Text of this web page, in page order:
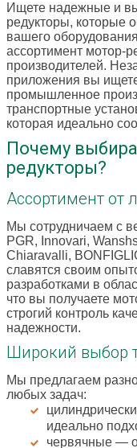
Ищете надежные и
редукторы, которые
вашего
ассортимент мотор-
производителей.
приложения вы
промышленное
транспортные
которая идеально
Почему
редукторы?
Ассортимент от
Мы сотрудничаем с
PGR, Innovari,
Chiaravalli,
славятся своим
разработками в
что вы получаете
строгий контроль
надежности.
Широкий выбор
Мы предлагаем
любых задач:
идеально
червячные —